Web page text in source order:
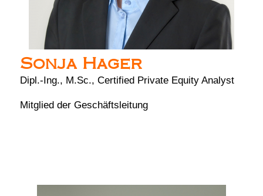
Sonja Hager
Dipl.-Ing., M.Sc., Certified Private Equity Analyst
Mitglied der Geschäftsleitung